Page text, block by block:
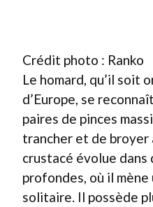
Crédit photo : Ranko
Le homard, qu’il soit
d’Europe, se
paires de pinces
trancher et de broyer
crustacé évolue
profondes, où il
solitaire. Il possède